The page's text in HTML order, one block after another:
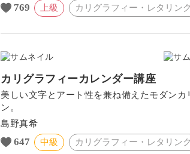
769 上級 カリグラフィー・レタリン
カリグラフィーカレンダー講座
美しい文字とアート性を兼ね備えたモダン
ン。
島野真希
647 中級 カリグラフィー・レタリン